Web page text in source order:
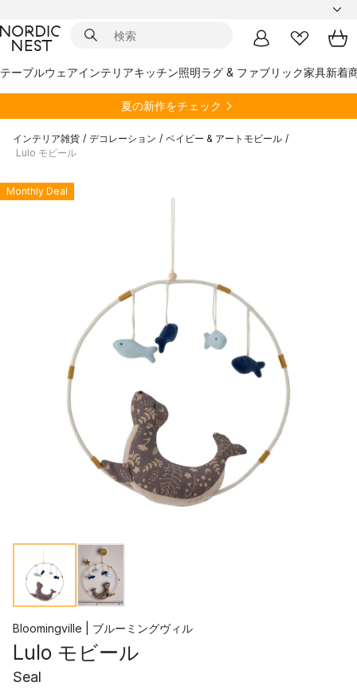
テーブルウェアインテリアキッチン照明ラグ & ファブリック家具新着
夏の新作をチェック
インテリア雑貨 / デコレーション / ベイビー & アートモビール /
Lulo モビール
Monthly Deal
Bloomingville | ブルーミングヴィル
Lulo モビール
Seal